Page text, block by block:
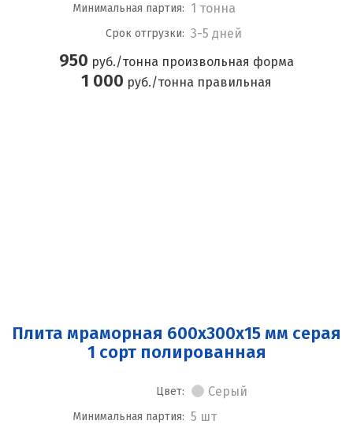
Минимальная партия: 1 тонна
Срок отгрузки: 3-5 дней
950 руб./тонна произвольная форма
1 000 руб./тонна правильная
Плита мраморная 600x300x15 мм серая
1 сорт полированная
Цвет: Серый
Минимальная партия: 5 шт